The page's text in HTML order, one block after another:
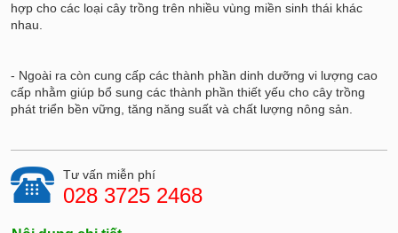
hợp cho các loại cây trồng trên nhiều vùng miền sinh thái khác
nhau.
- Ngoài ra còn cung cấp các thành phần dinh dưỡng vi lượng cao
cấp nhằm giúp bổ sung các thành phần thiết yếu cho cây trồng
phát triển bền vững, tăng năng suất và chất lượng nông sản.
Tư vấn miễn phí
028 3725 2468